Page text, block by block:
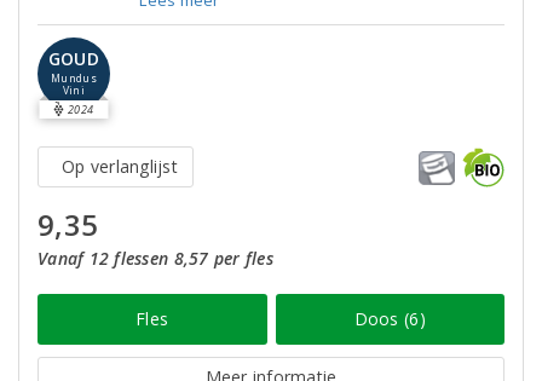
GOUD
Mundus
Vini
2024
Op verlanglijst
9,35
Vanaf 12 flessen 8,57 per fles
Fles Doos (6)